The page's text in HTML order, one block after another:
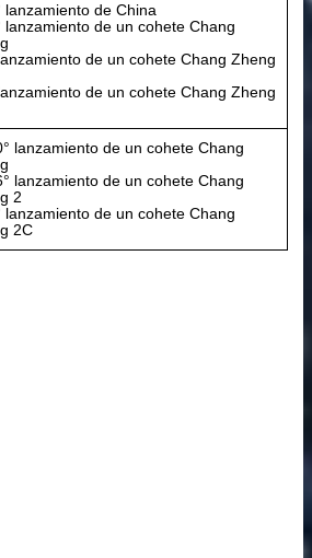
lanzamiento de China
lanzamiento de un cohete Chang
de un cohete Chang Zheng
de un cohete Chang Zheng
lanzamiento de un cohete Chang
lanzamiento de un cohete Chang
2
lanzamiento de un cohete Chang
2C